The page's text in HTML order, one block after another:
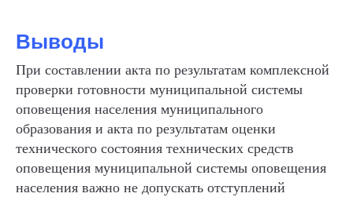
Выводы
При составлении акта по результатам комплексной
проверки готовности муниципальной системы
оповещения населения муниципального
образования и акта по результатам оценки
технического состояния технических средств
оповещения муниципальной системы оповещения
населения важно не допускать отступлений
ИНФОСТРАТА
Самая полная база знаний
населения в России